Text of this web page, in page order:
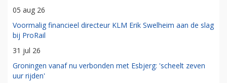
05 aug 26
Voormalig financieel directeur KLM Erik Swelheim aan de slag
bij ProRail
31 jul 26
Groningen vanaf nu verbonden met Esbjerg: 'scheelt zeven
uur rijden'